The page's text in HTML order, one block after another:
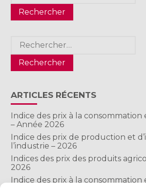
Rechercher :
ARTICLES RÉCENTS
Indice des prix à la
– Année 2026
Indice des prix de production et
l’industrie – 2026
Indices des prix des produits
2026
Indice des prix à la